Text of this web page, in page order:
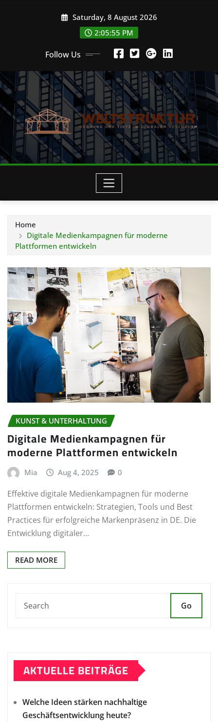
Saturday, 8 August 2026
2:05:56 PM
Follow Us
Home
Digitale Medienkampagnen für moderne
Plattformen entwickeln
KUNST & UNTERHALTUNG
Digitale Medienkampagnen für
moderne Plattformen entwickeln
Mia Aug 4, 2025 0
Effektive digitale Medienkampagnen für moderne
Plattformen entwickeln: Strategien, Tools und Best
Practices für erfolgreiche Markenpräsenz in DE. Die
Entwicklung digitaler…
READ MORE
Go
AKTUELLE BEITRÄGE
Welche Ideen stärken nachhaltige
Geschäftsentwicklung heute?